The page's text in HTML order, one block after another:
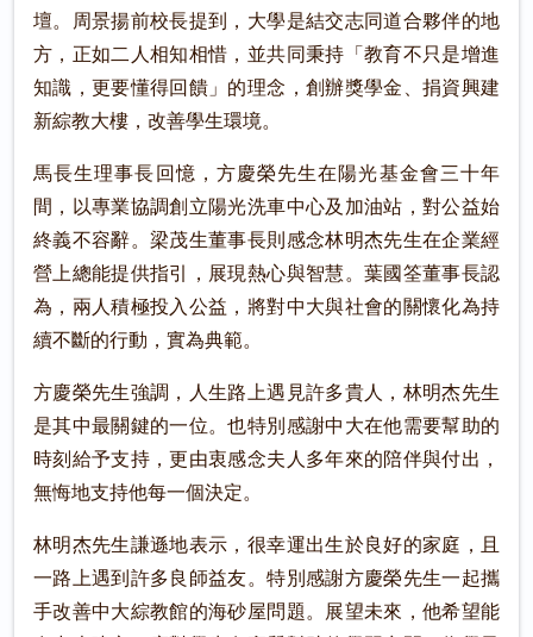
壇。周景揚前校長提到，大學是結交志同道合夥伴的地
方，正如二人相知相惜，並共同秉持「教育不只是增進
知識，更要懂得回饋」的理念，創辦獎學金、捐資興建
新綜教大樓，改善學生環境。
馬長生理事長回憶，方慶榮先生在陽光基金會三十年
間，以專業協調創立陽光洗車中心及加油站，對公益始
終義不容辭。梁茂生董事長則感念林明杰先生在企業經
營上總能提供指引，展現熱心與智慧。葉國筌董事長認
為，兩人積極投入公益，將對中大與社會的關懷化為持
續不斷的行動，實為典範。
方慶榮先生強調，人生路上遇見許多貴人，林明杰先生
是其中最關鍵的一位。也特別感謝中大在他需要幫助的
時刻給予支持，更由衷感念夫人多年來的陪伴與付出，
無悔地支持他每一個決定。
林明杰先生謙遜地表示，很幸運出生於良好的家庭，且
一路上遇到許多良師益友。特別感謝方慶榮先生一起攜
手改善中大綜教館的海砂屋問題。展望未來，他希望能